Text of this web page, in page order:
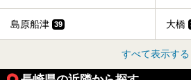
島原船津 39 大橋
すべて表示する